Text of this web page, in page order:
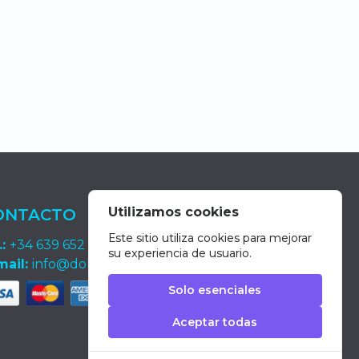
+34 639 652 400
info@dolphin-excursions-gran-canaria.com
Utilizamos cookies
Este sitio utiliza cookies para mejorar
su experiencia de usuario.
Solo esenciales
Aceptar todas